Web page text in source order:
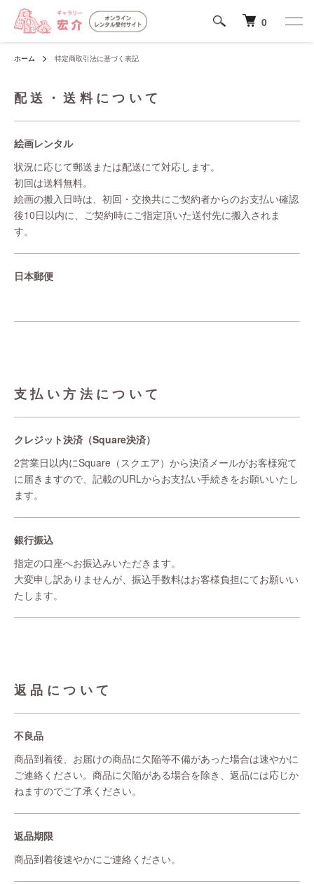
0
ホーム 特定商取引法に基づく表記
配送・送料について
絵画レンタル
状況に応じて郵送または配送にて対応します。
初回は送料無料。
絵画の搬入日時は、初回・交換共にご契約者からのお支払い確認
後10日以内に、ご契約時にご指定頂いた送付先に搬入されま
す。
日本郵便
支払い方法について
クレジット決済（Square決済）
2営業日以内にSquare（スクエア）から決済メールがお客様宛て
に届きますので、記載のURLからお支払い手続きをお願いいたし
ます。
銀行振込
指定の口座へお振込みいただきます。
大変申し訳ありませんが、振込手数料はお客様負担にてお願いい
たします。
返品について
不良品
商品到着後、お届けの商品に欠陥等不備があった場合は速やかに
ご連絡ください。商品に欠陥がある場合を除き、返品には応じか
ねますのでご了承ください。
返品期限
商品到着後速やかにご連絡ください。